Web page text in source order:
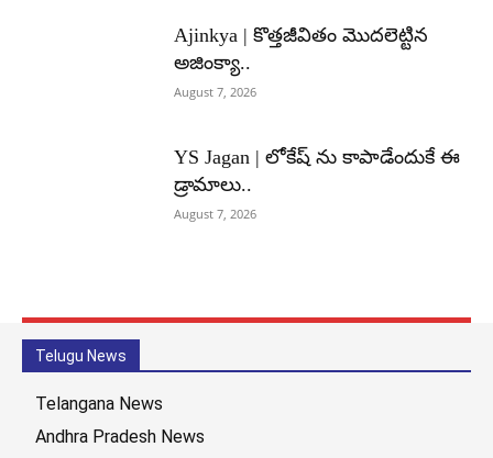
Ajinkya | కొత్తజీవితం మొదలెట్టిన
అజింక్యా..
August 7, 2026
YS Jagan | లోకేష్ ను కాపాడేందుకే ఈ
డ్రామాలు..
August 7, 2026
Telugu News
Telangana News
Andhra Pradesh News